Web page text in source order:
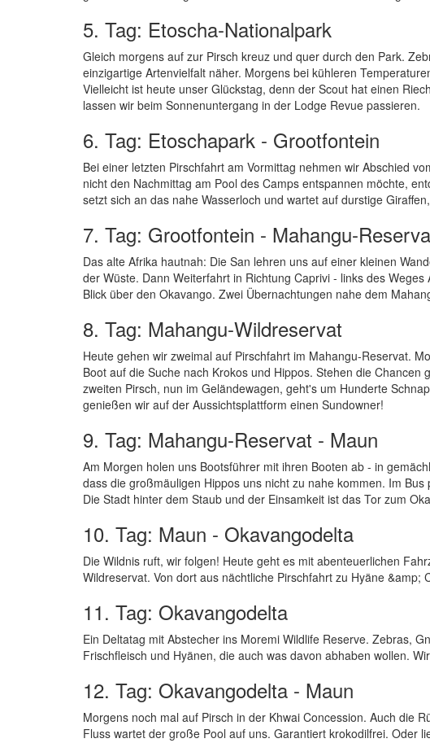
5. Tag: Etoscha-Nationalpark
Gleich morgens auf zur Pirsch kreuz und quer durch den Park.
einzigartige Artenvielfalt näher. Morgens bei kühleren
Vielleicht ist heute unser Glückstag, denn der Scout hat einen
lassen wir beim Sonnenuntergang in der Lodge Revue passieren.
6. Tag: Etoschapark - Grootfontein
Bei einer letzten Pirschfahrt am Vormittag nehmen wir Abschied
nicht den Nachmittag am Pool des Camps entspannen möchte,
setzt sich an das nahe Wasserloch und wartet auf durstige
7. Tag: Grootfontein - Mahangu-
Das alte Afrika hautnah: Die San lehren uns auf einer kleinen
der Wüste. Dann Weiterfahrt in Richtung Caprivi - links des
Blick über den Okavango. Zwei Übernachtungen nahe dem
8. Tag: Mahangu-Wildreservat
Heute gehen wir zweimal auf Pirschfahrt im Mahangu-Reservat.
Boot auf die Suche nach Krokos und Hippos. Stehen die
zweiten Pirsch, nun im Geländewagen, geht's um Hunderte
genießen wir auf der Aussichtsplattform einen Sundowner!
9. Tag: Mahangu-Reservat - Maun
Am Morgen holen uns Bootsführer mit ihren Booten ab - in
dass die großmäuligen Hippos uns nicht zu nahe kommen. Im
Die Stadt hinter dem Staub und der Einsamkeit ist das Tor zum
10. Tag: Maun - Okavangodelta
Die Wildnis ruft, wir folgen! Heute geht es mit abenteuerlichen
Wildreservat. Von dort aus nächtliche Pirschfahrt zu Hyäne
11. Tag: Okavangodelta
Ein Deltatag mit Abstecher ins Moremi Wildlife Reserve. Zebras,
Frischfleisch und Hyänen, die auch was davon abhaben wollen.
12. Tag: Okavangodelta - Maun
Morgens noch mal auf Pirsch in der Khwai Concession. Auch die
Fluss wartet der große Pool auf uns. Garantiert krokodilfrei. Oder